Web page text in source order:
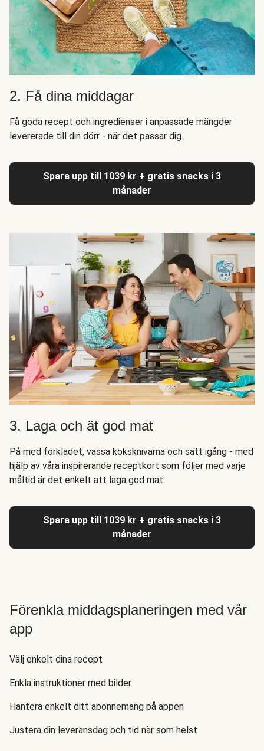
2. Få dina middagar
Få goda recept och ingredienser i anpassade mängder
levererade till din dörr - när det passar dig.
Spara upp till 1039 kr + gratis snacks i 3
månader
3. Laga och ät god mat
På med förklädet, vässa köksknivarna och sätt igång - med
hjälp av våra inspirerande receptkort som följer med varje
måltid är det enkelt att laga god mat.
Spara upp till 1039 kr + gratis snacks i 3
månader
Förenkla middagsplaneringen med vår
app
Välj enkelt dina recept
Enkla instruktioner med bilder
Hantera enkelt ditt abonnemang på appen
Justera din leveransdag och tid när som helst